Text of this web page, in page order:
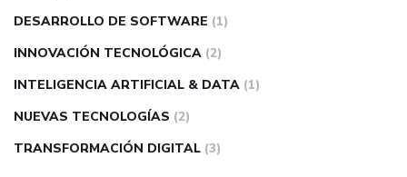
DESARROLLO DE SOFTWARE (1)
INNOVACIÓN TECNOLÓGICA (2)
INTELIGENCIA ARTIFICIAL & DATA (1)
NUEVAS TECNOLOGÍAS (2)
TRANSFORMACIÓN DIGITAL (3)